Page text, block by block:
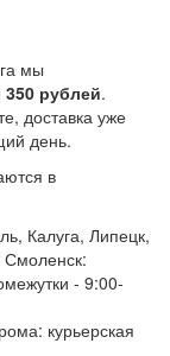
мы
350 рублей.
доставка уже
день.
в
Калуга, Липецк,
- 9:00-
курьерская